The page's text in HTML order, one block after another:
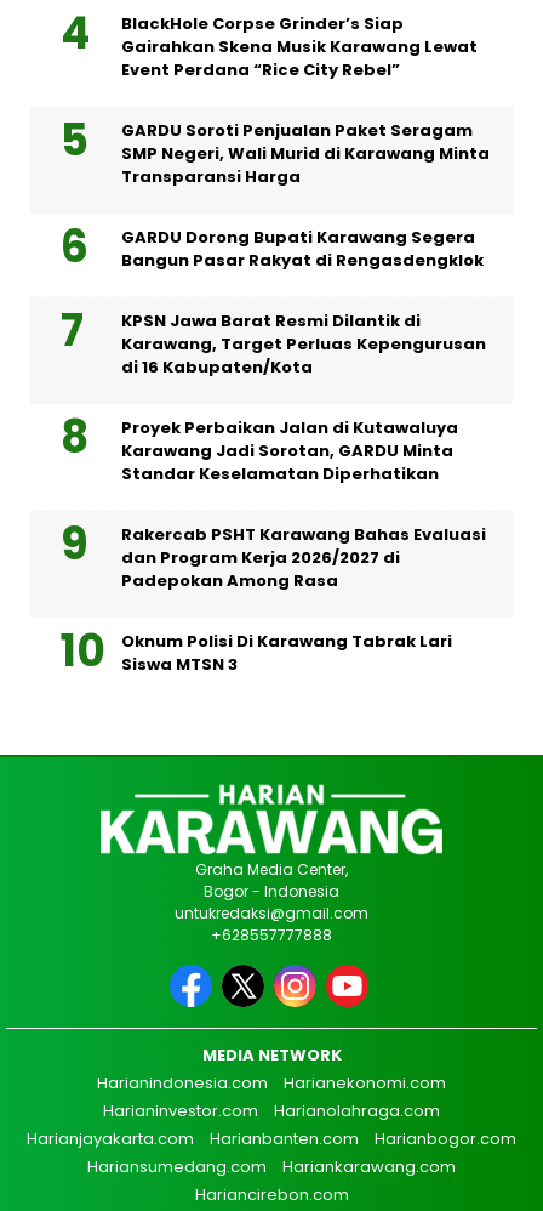
BlackHole Corpse Grinder’s Siap
Gairahkan Skena Musik Karawang Lewat
Event Perdana “Rice City Rebel”
GARDU Soroti Penjualan Paket Seragam
SMP Negeri, Wali Murid di Karawang Minta
Transparansi Harga
GARDU Dorong Bupati Karawang Segera
Bangun Pasar Rakyat di Rengasdengklok
KPSN Jawa Barat Resmi Dilantik di
Karawang, Target Perluas Kepengurusan
di 16 Kabupaten/Kota
Proyek Perbaikan Jalan di Kutawaluya
Karawang Jadi Sorotan, GARDU Minta
Standar Keselamatan Diperhatikan
Rakercab PSHT Karawang Bahas Evaluasi
dan Program Kerja 2026/2027 di
Padepokan Among Rasa
Oknum Polisi Di Karawang Tabrak Lari
Siswa MTSN 3
Graha Media Center,
Bogor - Indonesia
untukredaksi@gmail.com
+628557777888
MEDIA NETWORK
Harianindonesia.com
Harianekonomi.com
Harianinvestor.com
Harianolahraga.com
Harianjayakarta.com
Harianbanten.com
Harianbogor.com
Hariansumedang.com
Hariankarawang.com
Hariancirebon.com